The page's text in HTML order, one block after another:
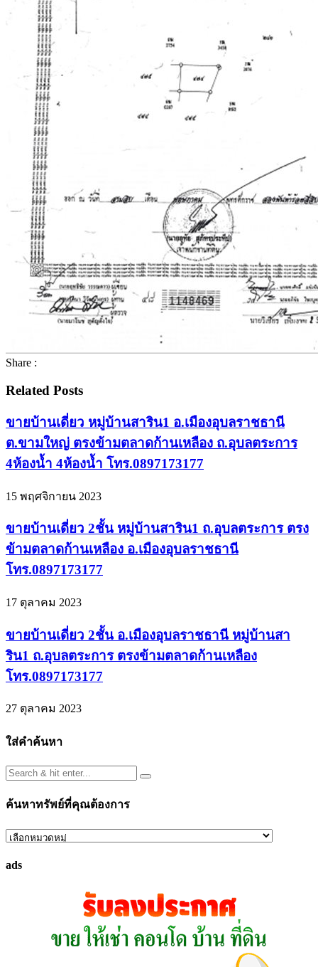
Share :
Related Posts
ขายบ้านเดี่ยว หมู่บ้านสาริน1 อ.เมืองอุบลราชธานี
ต.ขามใหญ่ ตรงข้ามตลาดก้านเหลือง ถ.อุบลตระการ
4ห้องน้ำ 4ห้องน้ำ โทร.0897173177
15 พฤศจิกายน 2023
ขายบ้านเดี่ยว 2ชั้น หมู่บ้านสาริน1 ถ.อุบลตระการ ตรง
ข้ามตลาดก้านเหลือง อ.เมืองอุบลราชธานี
โทร.0897173177
17 ตุลาคม 2023
ขายบ้านเดี่ยว 2ชั้น อ.เมืองอุบลราชธานี หมู่บ้านสา
ริน1 ถ.อุบลตระการ ตรงข้ามตลาดก้านเหลือง
โทร.0897173177
27 ตุลาคม 2023
ใส่คำค้นหา
ค้นหาทรัพย์ที่คุณต้องการ
ค้นหา
ที่
ads